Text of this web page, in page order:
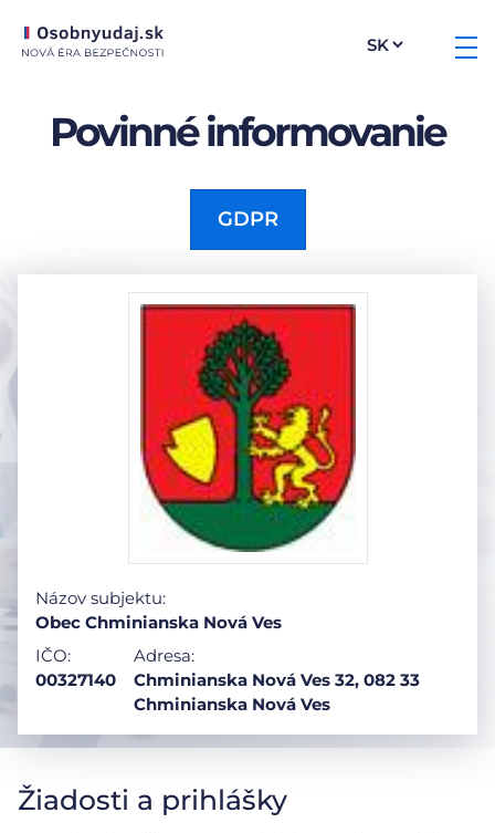
Povinné informovanie
GDPR
Názov subjektu:
Obec Chminianska Nová Ves
IČO:
00327140
Adresa:
Chminianska Nová Ves 32, 082 33
Chminianska Nová Ves
Žiadosti a prihlášky